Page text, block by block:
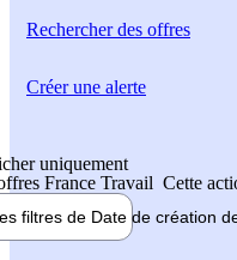
Rechercherdes offres
uniquement
France Travail Cette
filtres de Date de création
Créer une alerte